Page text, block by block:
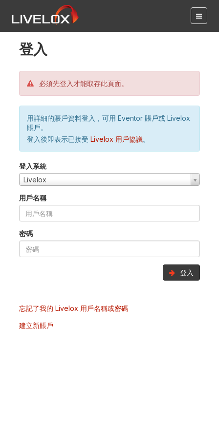
登入
必須先登入才能取存此頁面。
用詳細的賬戶資料登入，可用 Eventor 賬戶或 Livelox
賬戶。
登入後即表示已接受 Livelox 用戶協議。
登入系統
Livelox
用戶名稱
密碼
登入
忘記了我的 Livelox 用戶名稱或密碼
建立新賬戶